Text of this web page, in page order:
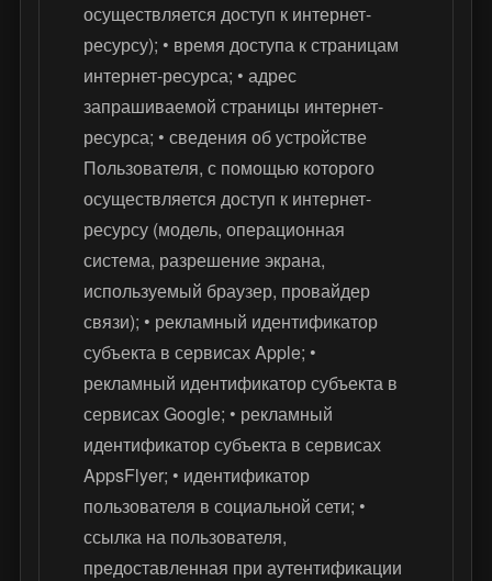
осуществляется доступ к интернет-
ресурсу); • время доступа к страницам
интернет-ресурса; • адрес
запрашиваемой страницы интернет-
ресурса; • сведения об устройстве
Пользователя, с помощью которого
осуществляется доступ к интернет-
ресурсу (модель, операционная
система, разрешение экрана,
используемый браузер, провайдер
связи); • рекламный идентификатор
субъекта в сервисах Apple; •
рекламный идентификатор субъекта в
сервисах Google; • рекламный
идентификатор субъекта в сервисах
AppsFlyer; • идентификатор
пользователя в социальной сети; •
ссылка на пользователя,
предоставленная при аутентификации